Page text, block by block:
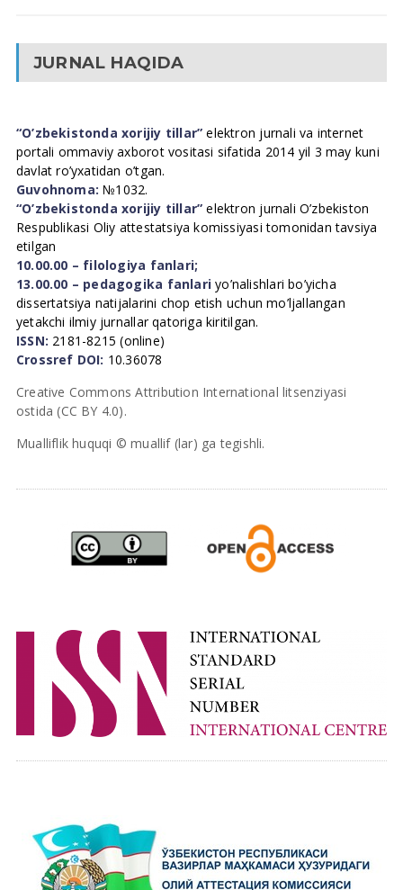
JURNAL HAQIDA
“O’zbekistonda xorijiy tillar” elektron jurnali va internet
portali ommaviy axborot vositasi sifatida 2014 yil 3 may kuni
davlat ro’yxatidan o’tgan.
Guvohnoma: №1032.
“O’zbekistonda xorijiy tillar” elektron jurnali O’zbekiston
Respublikasi Oliy attestatsiya komissiyasi tomonidan tavsiya
etilgan
10.00.00 – filologiya fanlari;
13.00.00 – pedagogika fanlari yo’nalishlari bo’yicha
dissertatsiya natijalarini chop etish uchun mo’ljallangan
yetakchi ilmiy jurnallar qatoriga kiritilgan.
ISSN: 2181-8215 (online)
Crossref DOI: 10.36078
Creative Commons Attribution International litsenziyasi
ostida (CC BY 4.0).
Mualliflik huquqi © muallif (lar) ga tegishli.